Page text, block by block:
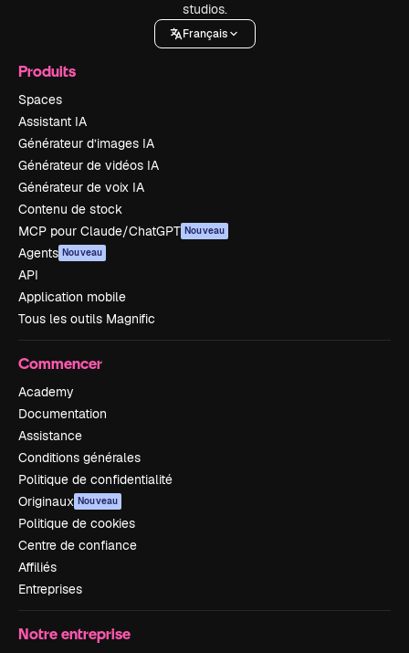
studios.
Français
Produits
Spaces
Assistant IA
Générateur d’images IA
Générateur de vidéos IA
Générateur de voix IA
Contenu de stock
MCP pour Claude/ChatGPT Nouveau
Agents Nouveau
API
Application mobile
Tous les outils Magnific
Commencer
Academy
Documentation
Assistance
Conditions générales
Politique de confidentialité
Originaux Nouveau
Politique de cookies
Centre de confiance
Affiliés
Entreprises
Notre entreprise